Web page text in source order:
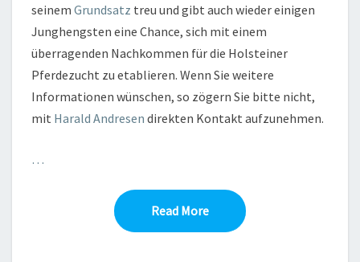
seinem Grundsatz treu und gibt auch wieder einigen
Junghengsten eine Chance, sich mit einem
überragenden Nachkommen für die Holsteiner
Pferdezucht zu etablieren. Wenn Sie weitere
Informationen wünschen, so zögern Sie bitte nicht,
mit Harald Andresen direkten Kontakt aufzunehmen.
…
Read MoreRead More